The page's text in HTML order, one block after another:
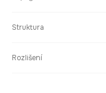
Struktura
Rozlišení